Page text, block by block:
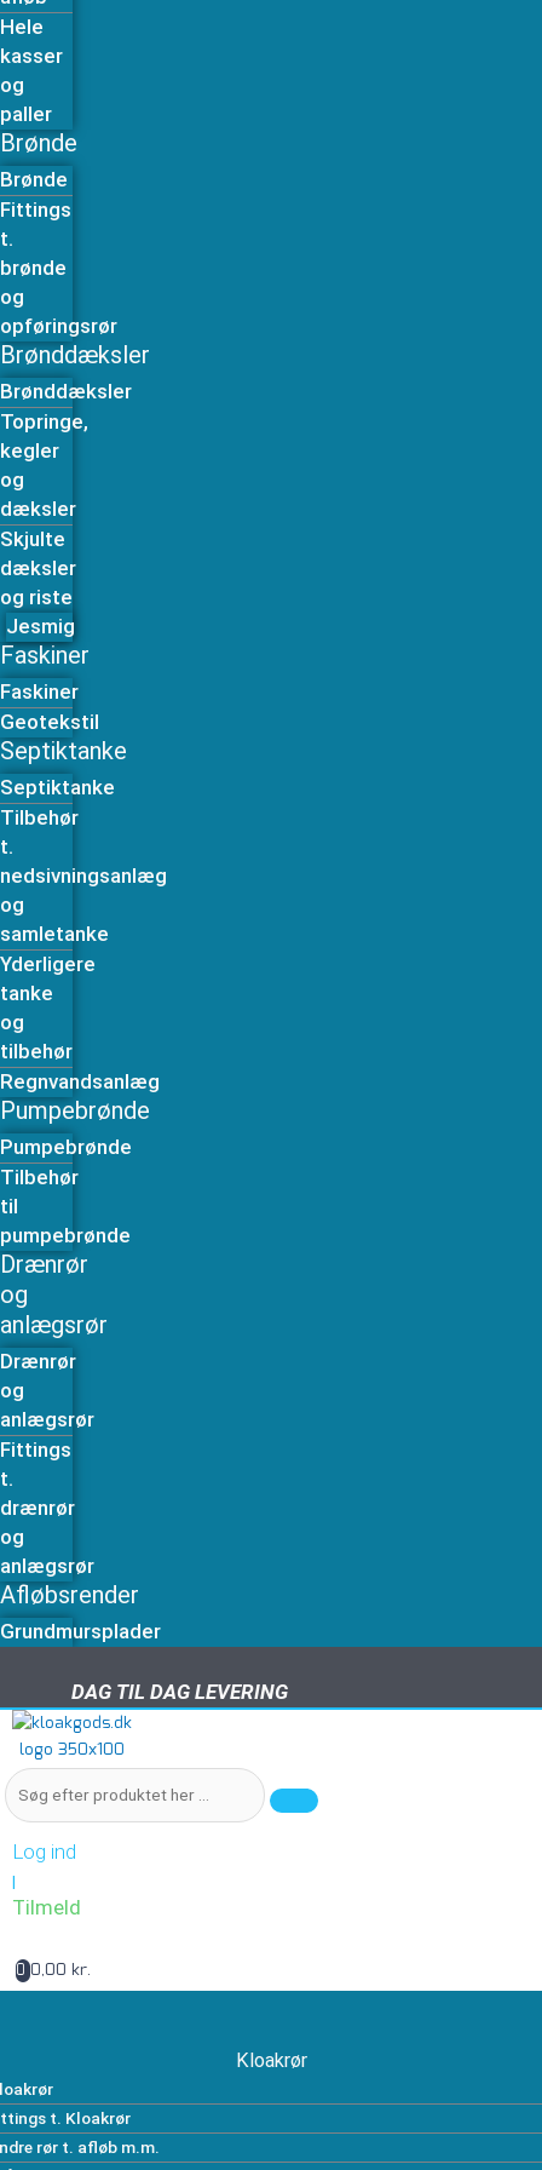
Hele
kasser
og
paller
Brønde
Brønde
Fittings
t.
brønde
og
opføringsrør
Brønddæksler
Brønddæksler
Topringe,
kegler
og
dæksler
Skjulte
dæksler
og riste
Jesmig
Faskiner
Faskiner
Geotekstil
Septiktanke
Septiktanke
Tilbehør
t.
nedsivningsanlæg
og
samletanke
Yderligere
tanke
og
tilbehør
Regnvandsanlæg
Pumpebrønde
Pumpebrønde
Tilbehør
til
pumpebrønde
Drænrør
og
anlægsrør
Drænrør
og
anlægsrør
Fittings
t.
drænrør
og
anlægsrør
Afløbsrender
Grundmursplader
DAG TIL DAG LEVERING
DAG TIL DAG LEVERING
Log ind
|
Tilmeld
0 0,00 kr.
Kloakrør
t. Kloakrør
rør t. afløb m.m.